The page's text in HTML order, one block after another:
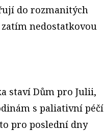
do rozmanitých
nedostatkovou
staví Dům pro Julii,
s paliativní péčí
pro poslední dny